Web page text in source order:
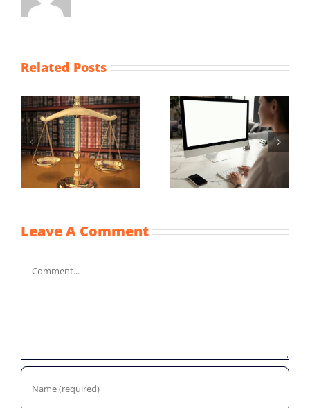
Related Posts
Wijziging Besluit
fiscale
noodmaatregelen
coronacrisis
NOW-1
Leave A Comment